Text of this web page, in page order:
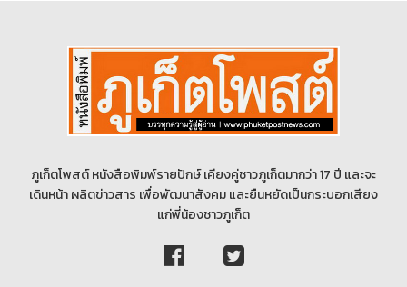
ภูเก็ตโพสต์ หนังสือพิมพ์รายปักษ์ เคียงคู่ชาวภูเก็ตมากว่า 17 ปี และจะ
เดินหน้า ผลิตข่าวสาร เพื่อพัฒนาสังคม และยืนหยัดเป็นกระบอกเสียง
แก่พี่น้องชาวภูเก็ต